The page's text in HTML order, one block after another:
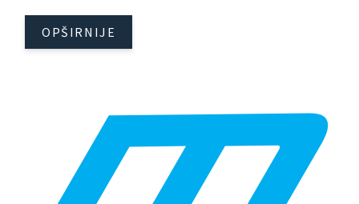
OPŠIRNIJE